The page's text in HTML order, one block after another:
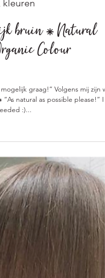
bruin ⁕ Natural
Colour
graag!” Volgens mij zijn
natural as possible please!” I